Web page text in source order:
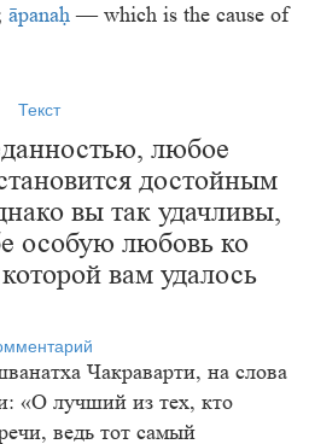
āpanaḥ — which is the cause of
Текст
любое
достойным
вы так удачливы,
особую любовь ко
вам удалось
Чакраварти, на слова
«О лучший из тех, кто
ведь тот самый